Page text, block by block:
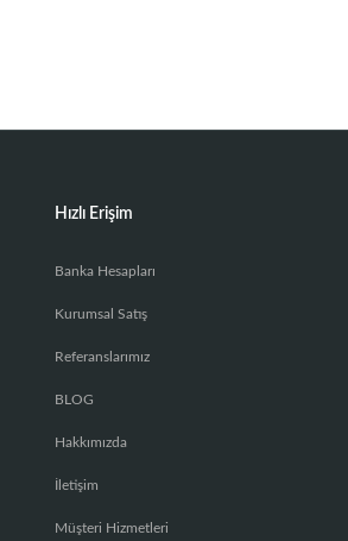
Hızlı Erişim
Banka Hesapları
Kurumsal Satış
Referanslarımız
BLOG
Hakkımızda
İletişim
Müşteri Hizmetleri